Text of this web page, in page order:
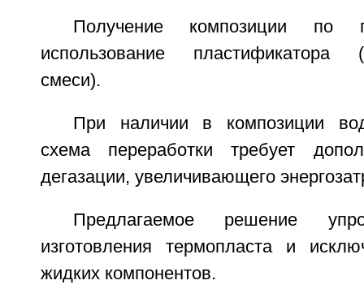
Получение композиции по
использование пластификатора
смеси).
При наличии в композиции
схема переработки требует
дегазации, увеличивающего
Предлагаемое решение
изготовления термопласта и
жидких компонентов.